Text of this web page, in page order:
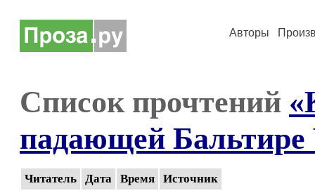
Авторы
Список прочтений
падающей Бальтире
Читатель Дата Время Источник